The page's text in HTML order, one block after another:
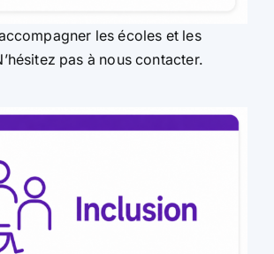
les écoles et les
pas à nous contacter.